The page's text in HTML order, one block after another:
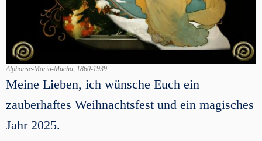
Alphonse-Maria-Mucha, 1860-1939
Meine Lieben, ich wünsche Euch ein
zauberhaftes Weihnachtsfest und ein magisches
Jahr 2025.